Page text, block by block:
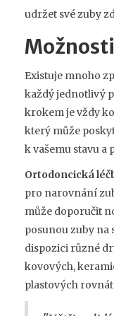
udržet své zuby
Existuje mnoho
každý jednotlivý
krokem je vždy
který může
k vašemu stavu a
Ortodoncická
pro narovnání
může doporučit
posunou zuby na
dispozici různé
kovových,
plastových